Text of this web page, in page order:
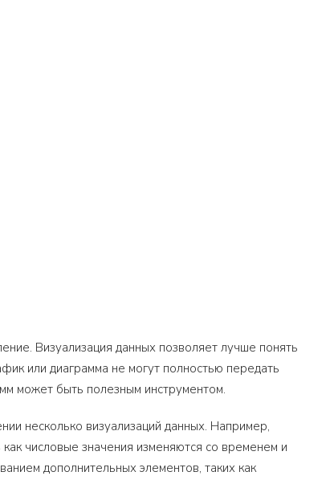
Визуализация данных позволяет лучше понять
или диаграмма не могут полностью передать
может быть полезным инструментом.
несколько визуализаций данных. Например,
числовые значения изменяются со временем и
дополнительных элементов, таких как